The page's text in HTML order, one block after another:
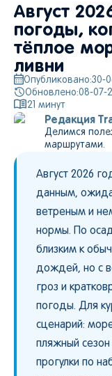
Август
погоды,
тёплое
ливни
Опубликовано:30-
Обновлено:08-07-
21 минут
Редакция
Делимся
маршрутами.
Август 2026
данным,
ветреным и
нормы. По
близким к
дождей, но с
гроз и
погоды. Для
сценарий:
пляжный сезон
прогулки по